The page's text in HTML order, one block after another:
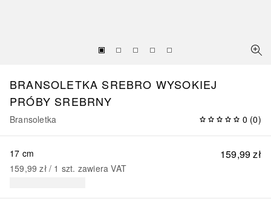
BRANSOLETKA SREBRO WYSOKIEJ
PRÓBY SREBRNY
Bransoletka 0 (0)
159,99 zł
17 cm
159,99 zł / 1 szt. zawiera VAT